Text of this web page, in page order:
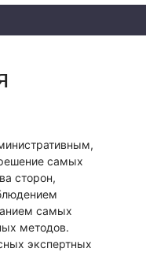
самых
сторон,
самых
методов.
экспертных